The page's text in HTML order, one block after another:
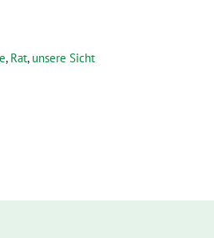
, Rat, unsere Sicht